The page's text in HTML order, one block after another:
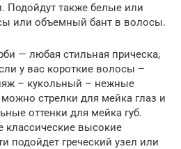
также белые или
или объемный бант в волосы.
— любая стильная прическа,
у вас короткие волосы –
– кукольный – нежные
стрелки для мейка глаз и
оттенки для мейка губ.
классические высокие
подойдет греческий узел или